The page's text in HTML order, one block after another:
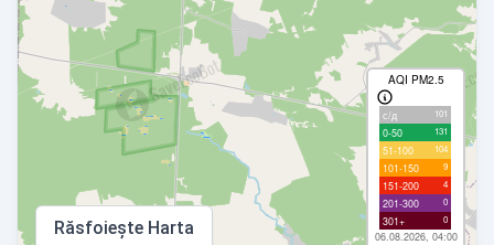
AQI PM2.5
с/д 101
0-50 131
51-100 104
101-150 9
151-200 4
201-300 0
301+ 0
06.08.2026, 04:00
Răsfoiește Harta